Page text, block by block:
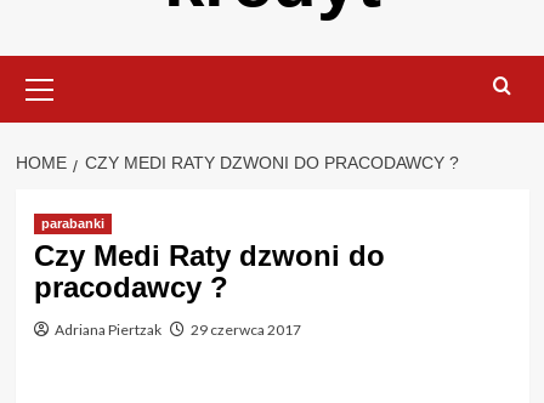
Menu
HOME CZY MEDI RATY DZWONI DO PRACODAWCY ?
parabanki
Czy Medi Raty dzwoni do
pracodawcy ?
Adriana Piertzak 29 czerwca 2017